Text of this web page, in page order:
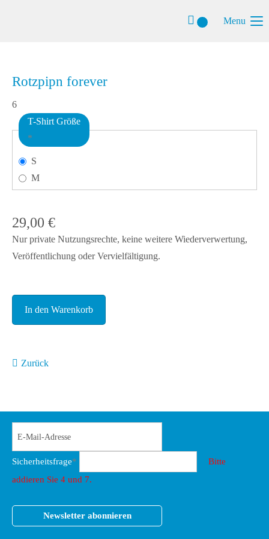
Menu
Rotzpipn forever
6
T-Shirt Größe
*
S
M
29,00 €
Nur private Nutzungsrechte, keine weitere Wiederverwertung,
Veröffentlichung oder Vervielfältigung.
Zurück
Sicherheitsfrage*
Bitte
addieren Sie 4 und 7.